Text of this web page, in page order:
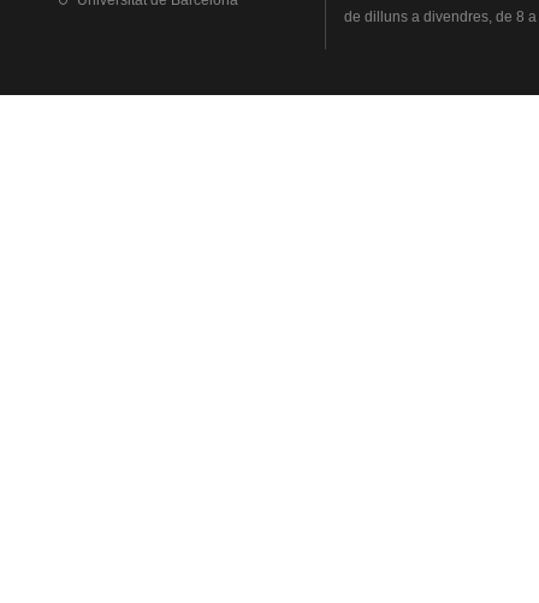
de dillunsa divendres, de 8